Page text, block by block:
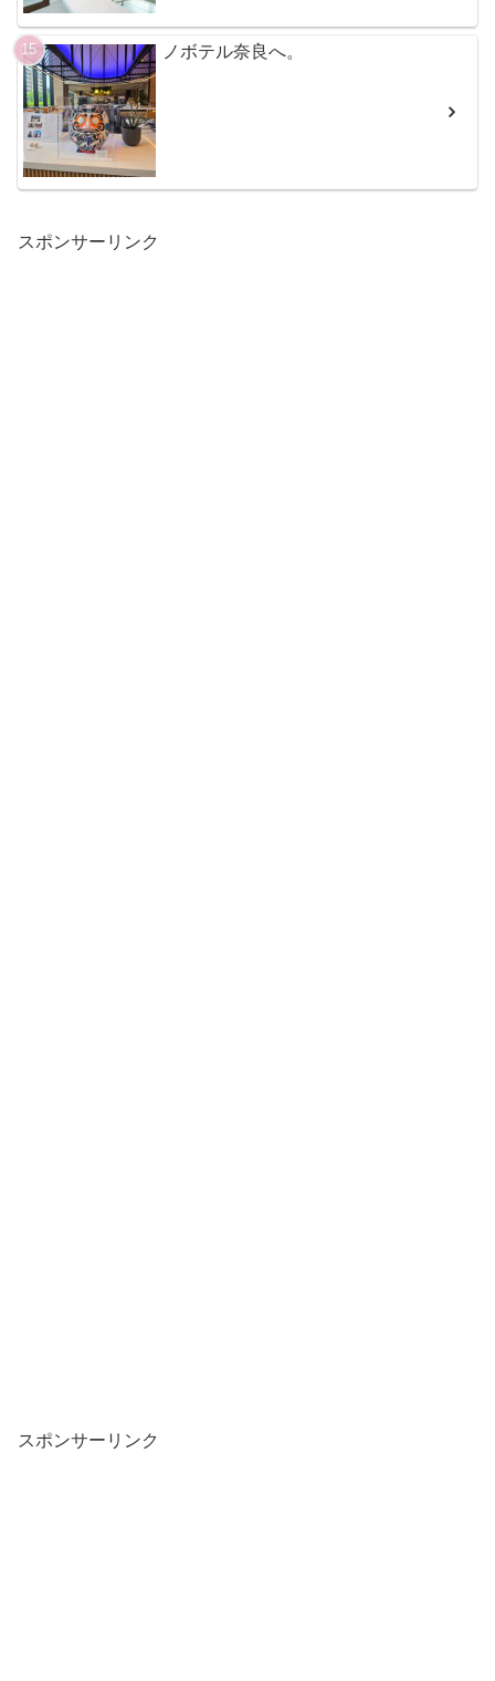
ノボテル奈良へ。
スポンサーリンク
スポンサーリンク